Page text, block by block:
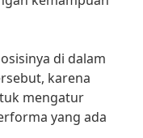
di dalam
karena
mengatur
yang ada